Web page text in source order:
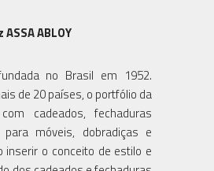
ABLOY
no Brasil em 1952.
de 20 países, o portfólio da
cadeados, fechaduras
móveis, dobradiças e
inserir o conceito de estilo e